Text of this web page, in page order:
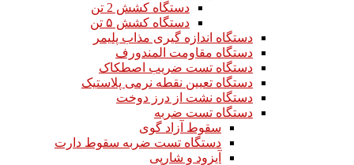
دستگاه کشش 2 تن
دستگاه کشش ۵ تن
دستگاه اندازه گیری مذاب پلیمر
دستگاه مقاومت المندورف
دستگاه تست ضریب اصطکاک
دستگاه تعیین نقطه نرمی پلاستیک
دستگاه نشت از درز دوخت
دستگاه تست ضربه
سقوط آزاد گوی
دستگاه تست ضربه سقوط دارت
آیزود و شارپی